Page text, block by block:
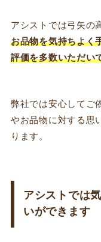
アシストでは弓矢の
お品物を気持ちよく
評価を多数いただい
弊社では安心してご
やお品物に対する思
ります。
アシストでは
いができます